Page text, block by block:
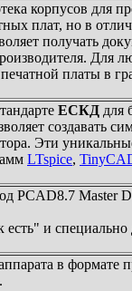
корпусов для
плат, но в
получать
Для
платы в
ЕСКД для
создавать
Эти
LTspice,
PCAD8.7 Master
есть" и
в
.